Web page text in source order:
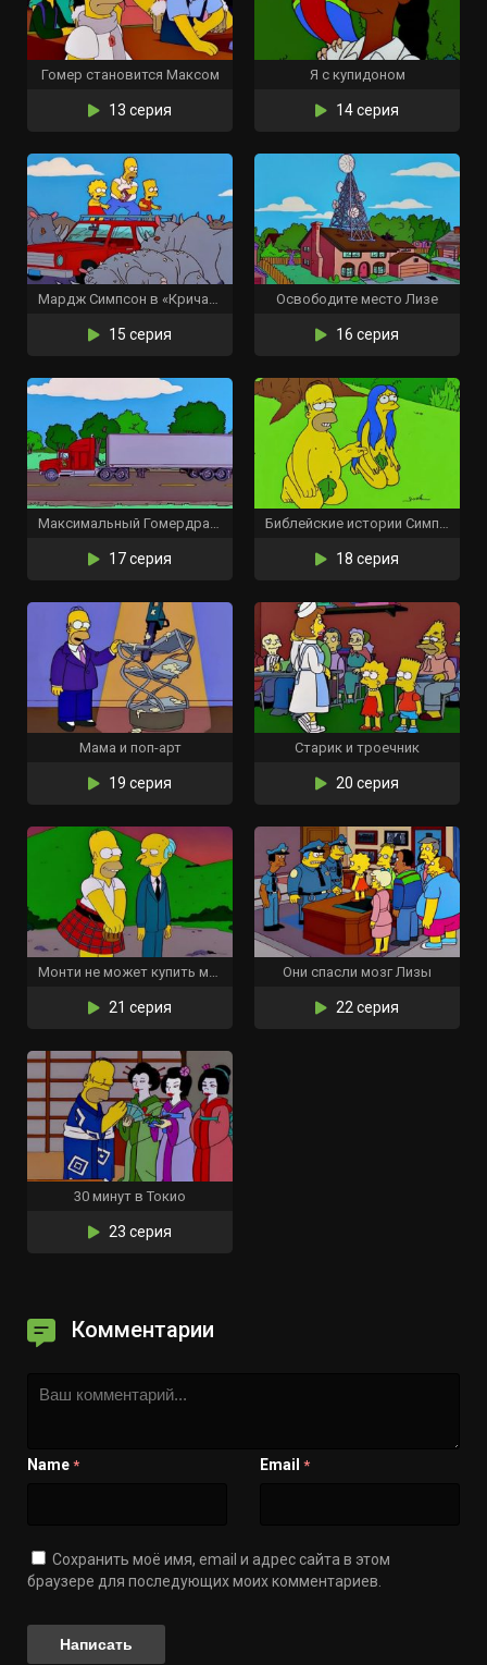
Гомер становится Максом
13 серия
Я с купидоном
14 серия
Мардж Симпсон в «Кричащих жёлтых гудках»
15 серия
Освободите место Лизе
16 серия
Максимальный Гомердрайв
17 серия
Библейские истории Симпсонов
18 серия
Мама и поп-арт
19 серия
Старик и троечник
20 серия
Монти не может купить мне любовь
21 серия
Они спасли мозг Лизы
22 серия
30 минут в Токио
23 серия
Комментарии
Name * Email *
Сохранить моё имя, email и адрес сайта в этом
браузере для последующих моих комментариев.